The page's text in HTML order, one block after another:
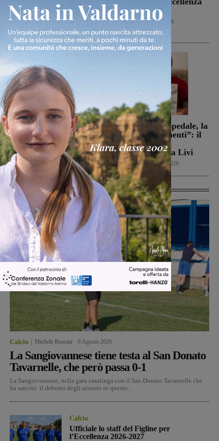
Tavarnelle, che però
passa 0-1
Calcio 9 Agosto 2026
2026-2027
Calcio 9 Agosto 2026
Campionato di serie D,
domani i calendari
Calcio 9 Agosto 2026
Dal treno all’ospedale, la
vita in “Frammenti”: il
primo libro del
valdarnese Luca Livi
Cultura 9 Agosto 2026
Ultime Calcio
Calcio Michele Bossini 9 Agosto 2026
La Sangiovannese tiene testa al San Donato
Tavarnelle, che però passa 0-1
La Sangiovannese, nella gara casalinga con il San Donato Tavarnelle che
ha sancito il debutto degli azzurro in questo...
Calcio
Ufficiale lo staff del Figline per
l’Eccellenza 2026-2027